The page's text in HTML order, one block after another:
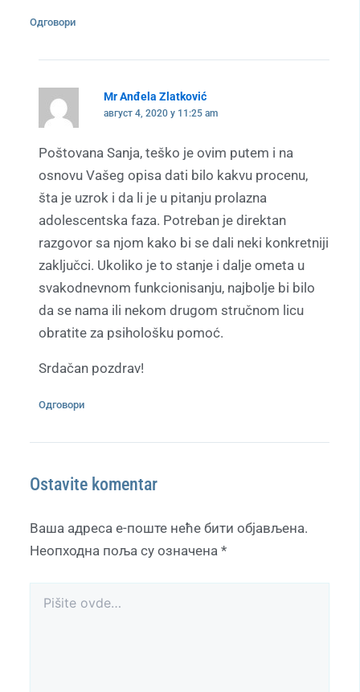
Одговори
Mr Anđela Zlatković
август 4, 2020 у 11:25 am
Poštovana Sanja, teško je ovim putem i na
osnovu Vašeg opisa dati bilo kakvu procenu,
šta je uzrok i da li je u pitanju prolazna
adolescentska faza. Potreban je direktan
razgovor sa njom kako bi se dali neki konkretniji
zaključci. Ukoliko je to stanje i dalje ometa u
svakodnevnom funkcionisanju, najbolje bi bilo
da se nama ili nekom drugom stručnom licu
obratite za psihološku pomoć.
Srdačan pozdrav!
Одговори
Ostavite komentar
Ваша адреса е-поште неће бити објављена.
Неопходна поља су означена *